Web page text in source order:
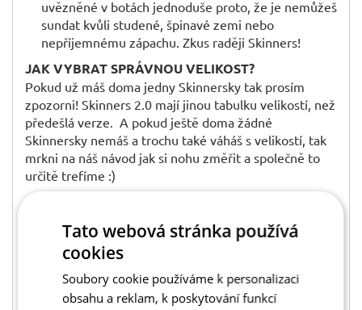
uvězněné v botách jednoduše proto, že je nemůžeš
sundat kvůli studené, špinavé zemi nebo
nepříjemnému zápachu. Zkus raději Skinners!
JAK VYBRAT SPRÁVNOU VELIKOST?
Pokud už máš doma jedny Skinnersky tak prosím
zpozorni! Skinners 2.0 mají jinou tabulku velikostí, než
předešlá verze. A pokud ještě doma žádné
Skinnersky nemáš a trochu také váháš s velikostí, tak
mrkni na náš návod jak si nohu změřit a společně to
určitě trefíme :)
Běžně to vychází na stejnou velikost, kterou normálně
přeměříme. Jak nohu změřit? Jednoduše ji dej ke zdi
a změř, jak dlouhou loď máš v centimetrech a srovnej
s tabulkou. Změř vzdálenost od zdi po nejdelší část
prstů a máš výsledek. Co se nadměrku týče, tak u
Tato webová stránka používá
cookies
Soubory cookie používáme k personalizaci
obsahu a reklam, k poskytování funkcí